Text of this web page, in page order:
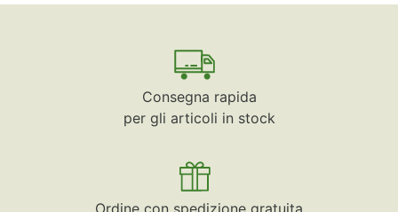
Consegna rapida
per gli articoli in stock
Ordine con spedizione gratuita